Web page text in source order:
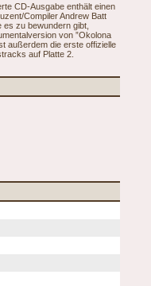
CD-Ausgabe enthält einen
Compiler Andrew Batt
zu bewundern gibt,
von ”Okolona
außerdem die erste offizielle
auf Platte 2.